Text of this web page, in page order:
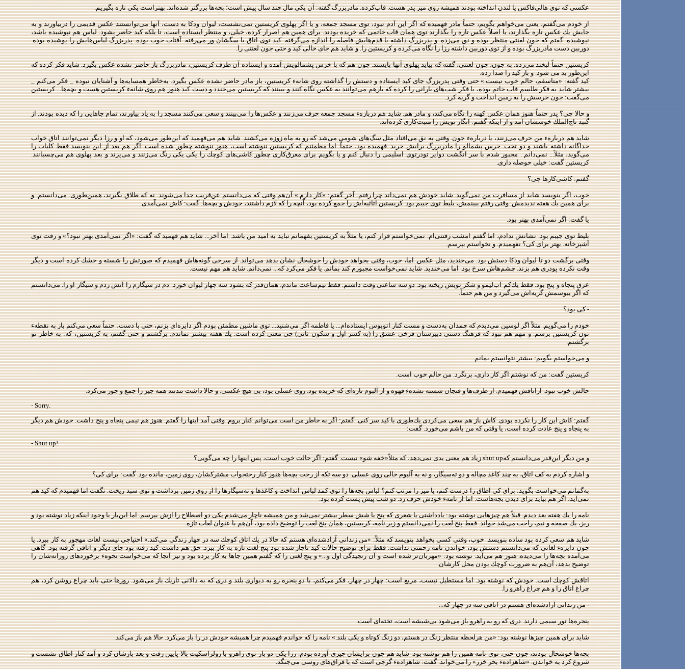
عكسی كه توی هالی‌فاكس یا لندن انداخته بودند همیشه روی میز پدر هست. قاب‌كرده. مادربزرگ گفته: آن یكی مال چند سال پیش است؛ بچه‌ها بزرگتر شده‌اند. بهتراست یكی تازه بگیریم.
از خودم می‌گفتم، یعنی می‌خواهم بگویم، حتماً مادر فهمیده كه اگر این آدم نبود، توی مسجد جمعه، و یا اگر پهلوی كریستین نمی‌نشست، لیوان ودكا به دست، آنها می‌توانستند عكس قدیمی را دربیاورند و به
جایش یك عكس تازه بگذارند، یا اصلاً عكس تازه را بگذارند توی همان قاب خاتمی كه خریده بودند. برای همین هم اصرار كرده، خیلی، و منتظر ایستاده است، تا بلكه كید حاضر بشود. لباس هم نپوشیده باشد،
نپوشیده. گفتم كه جون لعنتی منتظر بوده و نق می‌زده. و پدربزرگ داشته با قدم‌هایش فاصله را اندازه می‌گرفته. كید توی اتاق با سگشان ور می‌رفته. آفتاب خوب بوده. پدربزرگ لباس‌هایش را پوشیده بوده.
دوربین دست مادربزرگ بوده و از توی دوربین داشته رزا را نگاه می‌كرده و كریستین را. و شاید هم جای خالی كید و حتی جون لعنتی را.
كریستین حتماً لبخند می‌زده. به جون، جون لعنتی، گفته كه بیاید پهلوی آنها بایستد. جون هم كه با خرس پشمالویش آمده و ایستاده آن‌ طرف كریستین، مادربزرگ باز حاضر نشده عكس بگیرد. شاید فكر كرده كه
این‌طور بد می شود. و باز كید را صدا زده.
كید گفته: «متاسفم، حالم خوب نیست.» حتی وقتی پدربزرگ جای كید ایستاده و دستش را گذاشته روی شانهء كریستین، باز مادر حاضر نشده عكس بگیرد. به‌خاطر همسایه‌ها و آشنایان نبوده _ فكر می‌كنم _
بیشتر شاید به فكر طلسم قاب خاتم بوده، یا فكر شب‌های بارانی را كرده كه بازهم می‌توانند به عكس نگاه كنند و ببینند كه كریستین می‌خندد و دست كید هنوز هم روی شانهء كریستین هست و بچه‌ها... كریستین
می‌گفت: جون خرسش را به زمین انداخت و گریه كرد.
و حالا چی؟ پدر حتماً هنوز همان عكس كهنه را نگاه می‌كند، و مادر هم. شاید هم دربارهء مسجد جمعه حرف می‌زنند و عكس‌ها را می‌بینند و سعی می‌كنند مسجد را به‌ یاد بیاورند، تمام جاهایی را كه دیده بودند. از
گنبد تاج‌الملك خوششان آمد و از اینكه گفتم: انگار تویش را منبت‌كاری كرده‌اند.
شاید هم دربارهء من حرف می‌زنند، یا دربارهء جون. وقتی به نق می‌افتاد مثل سگ‌های شومی می‌شد كه رو به ماه زوزه می‌كشند. شاید هم می‌فهمید كه این‌طور می‌شود، كه او و رزا دیگر نمی‌توانند اتاق‌ خواب
جداگانه داشته باشند و دو تخت. خرس پشمالو را مادربزرگ برایش خرید. فهمیده بود، حتماً. اما مطمئنم كه كریستین ننوشته است، هنوز ننوشته چطور شده است. اگر هم بعد از این بنویسد فقط كلیات را
می‌گوید، مثلاً... نمی‌دانم . مجبور شدم با سر انگشت دوایر تودرتوی اسلیمی را دنبال كنم و یا بگویم برای معرق‌كاری چطور كاشی‌های كوچك را یكی ‌یكی رنگ می‌زنند و می‌پزند و بعد پهلوی هم می‌چسبانند.
كریستین گفت: خیلی حوصله داری.
گفتم: كاشی‌كارها چی؟
خوب، اگر بنویسد شاید از مسافرت من نمی‌گوید. شاید خودش هم نمی‌داند چرا رفتم. آخر گفتم: «كار دارم.» آن‌هم وقتی كه می‌دانستم عن‌قریب جدا می‌شوند. نه كه طلاق بگیرند، همین‌طوری. می‌دانستم. و
برای همین یك هفته ندیدمش. وقتی رفتم ببینمش، بلیط توی جیبم بود. كریستین اثاثیه‌اش را جمع كرده بود، آنچه را كه لازم داشتند، خودش و بچه‌ها. گفت: كاش نمی‌آمدی.
یا گفت: اگر نمی‌آمدی بهتر بود.
بلیط توی جیبم بود. نشانش ندادم، اما گفتم امشب رفتنی‌ام. نمی‌خواستم فرار كنم،‌ یا مثلاً به كریستین بفهمانم نباید به امید من باشد. اما آخر... شاید هم فهمید كه گفت: «اگر نمی‌آمدی بهتر نبود؟» و رفت توی
آشپزخانه. بهتر برای كی؟ نفهمیدم. و نخواستم بپرسم.
وقتی برگشت دو تا لیوان ودكا دستش بود. می‌خندید، مثل عكس. اما، خوب، وقتی بخواهد خودش را خوشحال نشان بدهد می‌تواند. از سرخی گونه‌هاش فهمیدم كه صورتش را شسته و خشك كرده است و دیگر
وقت نكرده پودری هم بزند. چشم‌هاش سرخ بود. اما می‌خندید. شاید نمی‌خواست مجبورم كند بمانم. یا فكر می‌كرد كه... نمی‌دانم. شاید هم مهم نیست.
عرق پنجاه ‌و پنج بود. فقط یك‌كم آب‌لیمو و شكر تویش ریخته بود. دو سه ساعتی وقت داشتم. فقط نیم‌ساعت ماندم، همان‌قدر كه بشود سه چهار لیوان خورد. دم در سیگارم را آتش زدم و سیگار او را. می‌دانستم
كه اگر ببوسمش گریه‌اش می‌گیرد و من هم حتماً.
- كی بود؟
خودم را می‌گویم. مثلاً اگر لوسین می‌دیدم كه چمدان به‌دست و مست كنار اتوبوس ایستاده‌ام... یا فاطمه اگر می‌شنید... توی ماشین مطمئن بودم اگر دایره‌ای بزنم، حتی با دست، حتماً سعی می‌كنم باز به نقطهء
نون كریستین برسم. و مهم هم نبود كه فرهنگ دستی دبیرستان فرخی عشق را (به كسر اول و سكون ثانی) چی معنی كرده است. یك هفته بیشتر نماندم. برگشتم و حتی گفتم، به كریستین، كه: به‌ خاطر تو
برگشتم.
و می‌خواستم بگویم: بیشتر نتوانستم بمانم.
كریستین گفت: من كه نوشتم اگر كار داری، برنگرد. من حالم خوب است.
حالش خوب نبود. ازاتاقش فهمیدم. از ظرف‌ها و فنجان شسته نشدهء قهوه و از آلبوم تازه‌ای كه خریده بود. روی عسلی بود، بی ‌هیچ عكسی. و حالا داشت تندتند همه‌ چیز را جمع‌ و جور می‌كرد.
- Sorry.
گفتم: كاش این‌ كار را نكرده بودی. كاش باز هم سعی می‌كردی یك‌طوری با كید سر كنی. گفتم: اگر به‌ خاطر من است می‌توانم كنار بروم. وقتی آمد اینها را گفتم. هنوز هم نیمی پنجاه‌ و پنج داشت. خودش هم دیگر
به پنجاه ‌و پنج عادت كرده است، یا وقتی كه من باشم می‌خورد. گفت:
- Shut up!
و من دیگر این‌قدر می‌دانستم كهshut up زیاد هم معنی بدی نمی‌دهد، كه مثلاً«خفه‌ شو» نیست. گفتم: اگر حالت خوب است، پس اینها را چه می‌گویی؟
و اشاره كردم به كف اتاق، به چند كاغذ مچاله و دو ته‌سیگار، و نه به آلبوم خالی روی عسلی. دو سه تكه از رخت بچه‌ها هنوز كنار رختخواب مشتركشان، روی زمین، مانده بود. گفت: برای كی؟
به‌گمانم می‌خواست بگوید: برای كی اطاق را درست كنم، یا میز را مرتب كنم؟ لباس بچه‌ها را توی كمد لباس انداخت و كاغذها و ته‌سیگارها را از روی زمین برداشت و توی سبد ریخت. نگفت اما فهمیدم كه كید هم
نمی‌آید، اگر هم بیاید برای دیدن بچه‌هاست. اما از نامهء خودش حرف زد. دو شب پیش پست كرده بود.
نامه را یك هفته بعد دیدم. قبلاً هم چیزهایی نوشته بود: ‌یادداشتی یا شعری كه پنج یا شش سطر بیشتر نمی‌شد و من همیشه ناچار می‌شدم یكی دو اصطلاح را ازش بپرسم. اما این‌بار با وجود اینكه زیاد نوشته بود و
ریز، یك صفحه‌ و نیم، راحت می‌شد خواند. فقط پنج لغت را نمی‌دانستم و زیر نامه، كریستین، همان پنج لغت را توضیح داده بود، آن‌هم با عنوان لغات تازه.
شاید هم سعی كرده بود ساده بنویسد. خوب، وقتی كسی بخواهد بنویسد كه مثلاً: «من زندانی آزادشده‌ای هستم كه حالا در یك اتاق كوچك سه در چهار زندگی می‌كند.» احتیاجی نیست لغات مهجور به‌ كار ببرد. یا
چون دایرهء لغاتی كه می‌دانستم دستش بود، خواندن نامه زحمتی نداشت. فقط برای توضیح حالات كید ناچار شده بود پنج لغت تازه به ‌كار ببرد. حق هم داشت. كید رفته بود جای دیگر و اتاقی گرفته بود. گاهی
می‌آمده بچه‌ها را می‌دیده. هنوز هم می‌آید. نوشته بود: «مهربان‌تر شده است و آن رنجیدگی اول و...» و پنج لغتی را كه گفتم همین‌ جاها به ‌كار برده بود و نیز آنجا كه می‌خواست نحوهء برخوردهای روزانه‌شان را
توضیح بدهد، آن‌هم به ضرورت كوچك بودن محل كارشان.
اتاقش كوچك است. خودش كه نوشته بود. اما مستطیل نیست، مربع است: چهار در چهار، فكر می‌كنم، با دو پنجره رو به دیواری بلند و دری كه به دالانی تاریك باز می‌شود. روزها حتی باید چراغ روشن كرد، هم
چراغ اتاق را و هم چراغ راهرو را.
- من زندانی آزادشده‌ای هستم در اتاقی سه در چهار كه...
پنجره‌ها تور سیمی دارند. دری كه رو به راهرو باز می‌شود بی‌شیشه است، تخته‌ای است.
شاید برای همین چیزها نوشته بود: «من هرلحظه منتظر زنگ در هستم، دو زنگ كوتاه و یكی بلند.» نامه را كه خواندم فهمیدم چرا همیشه خودش در را باز می‌كرد. حالا هم باز می‌كند.
بچه‌ها خوشحال بودند، جون حتی. توی نامه همین را هم نوشته بود. شاید هم چون برایشان چیزی آورده بودم. رزا یكی دو بار توی راهرو با رولراسكیت بالا پایین رفت و بعد بازشان كرد و آمد كنار اطاق نشست و
شروع كرد به خواندن. «شاهزادهء بحر خزر» را می‌خواند. گفت: شاهزادهء گرجی است كه با قزاق‌های روسی می‌جنگد.